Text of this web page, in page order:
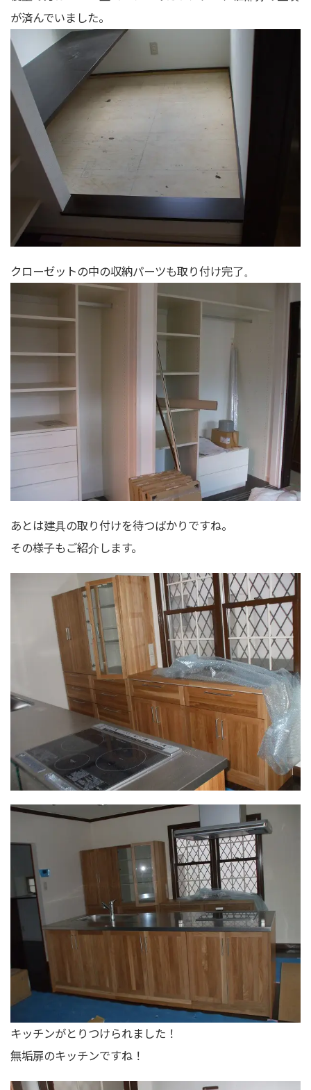
が済んでいました。
クローゼットの中の収納パーツも取り付け完了。
あとは建具の取り付けを待つばかりですね。
その様子もご紹介します。
キッチンがとりつけられました！
無垢扉のキッチンですね！